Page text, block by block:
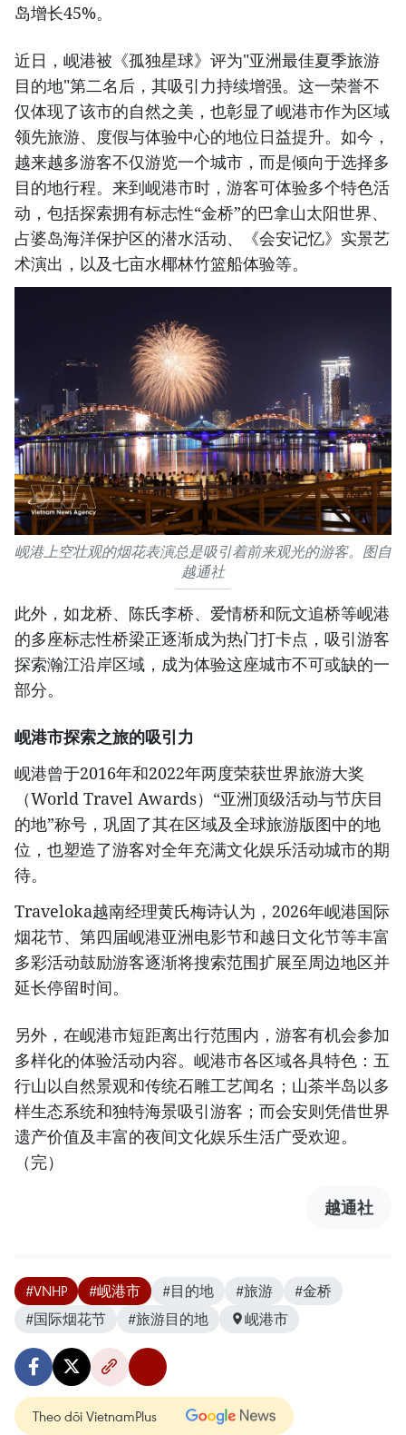
岛增长45%。
近日，岘港被《孤独星球》评为"亚洲最佳夏季旅游
目的地"第二名后，其吸引力持续增强。这一荣誉不
仅体现了该市的自然之美，也彰显了岘港市作为区域
领先旅游、度假与体验中心的地位日益提升。如今，
越来越多游客不仅游览一个城市，而是倾向于选择多
目的地行程。来到岘港市时，游客可体验多个特色活
动，包括探索拥有标志性“金桥”的巴拿山太阳世界、
占婆岛海洋保护区的潜水活动、《会安记忆》实景艺
术演出，以及七亩水椰林竹篮船体验等。
岘港上空壮观的烟花表演总是吸引着前来观光的游客。图自
越通社
此外，如龙桥、陈氏李桥、爱情桥和阮文追桥等岘港
的多座标志性桥梁正逐渐成为热门打卡点，吸引游客
探索瀚江沿岸区域，成为体验这座城市不可或缺的一
部分。
岘港市探索之旅的吸引力
岘港曾于2016年和2022年两度荣获世界旅游大奖
（World Travel Awards）“亚洲顶级活动与节庆目
的地”称号，巩固了其在区域及全球旅游版图中的地
位，也塑造了游客对全年充满文化娱乐活动城市的期
待。
Traveloka越南经理黄氏梅诗认为，2026年岘港国际
烟花节、第四届岘港亚洲电影节和越日文化节等丰富
多彩活动鼓励游客逐渐将搜索范围扩展至周边地区并
延长停留时间。
另外，在岘港市短距离出行范围内，游客有机会参加
多样化的体验活动内容。岘港市各区域各具特色：五
行山以自然景观和传统石雕工艺闻名；山茶半岛以多
样生态系统和独特海景吸引游客；而会安则凭借世界
遗产价值及丰富的夜间文化娱乐生活广受欢迎。
（完）
越通社
#VNHP #岘港市 #目的地 #旅游
#金桥
#国际烟花节
#旅游目的地 岘港市
Theo dõi VietnamPlus